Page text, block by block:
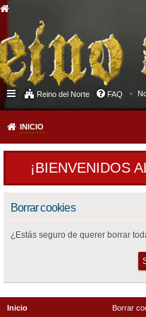
Reino del Norte FAQ
INICIO
¡BIENVENIDOS
Borrar cookies
¿Estás seguro de querer borrar
Inicio Borrar